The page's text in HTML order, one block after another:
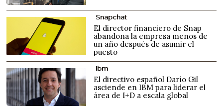
Snapchat
El director financiero de Snap
abandona la empresa menos de
un año después de asumir el
puesto
Ibm
El directivo español Darío Gil
asciende en IBM para liderar el
área de I+D a escala global